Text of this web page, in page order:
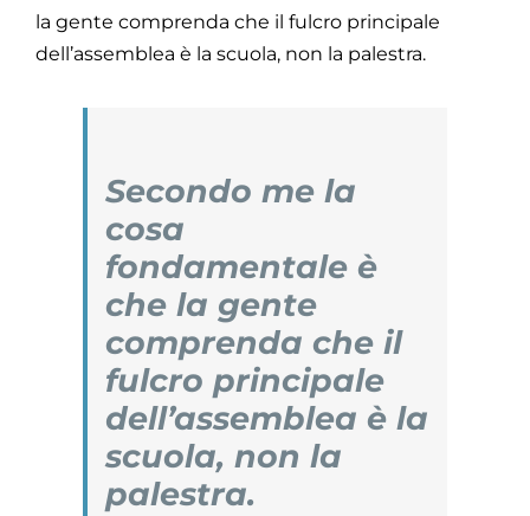
la gente comprenda che il fulcro principale
dell’assemblea è la scuola, non la palestra.
Secondo me la
cosa
fondamentale è
che la gente
comprenda che il
fulcro principale
dell’assemblea è la
scuola, non la
palestra.